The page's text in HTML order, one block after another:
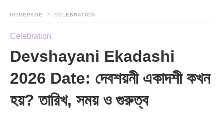
HOMEPAGE CELEBRATION
Celebration
Devshayani Ekadashi
2026 Date: দেবশয়নী একাদশী কখন
হয়? তারিখ, সময় ও গুরুত্ব